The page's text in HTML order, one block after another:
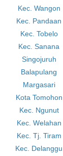
Kec. Wangon
Kec. Pandaan
Kec. Tobelo
Kec. Sanana
Singojuruh
Balapulang
Margasari
Kota Tomohon
Kec. Ngunut
Kec. Welahan
Kec. Tj. Tiram
Kec. Delanggu